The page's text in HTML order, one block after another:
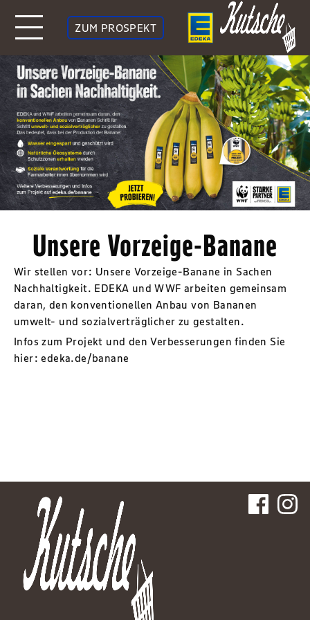
ZUM PROSPEKT
Unsere Vorzeige-Banane
Wir stellen vor: Unsere Vorzeige-Banane in Sachen
Nachhaltigkeit. EDEKA und WWF arbeiten gemeinsam
daran, den konventionellen Anbau von Bananen
umwelt- und sozialverträglicher zu gestalten.
Infos zum Projekt und den Verbesserungen finden Sie
hier:edeka.de/banane